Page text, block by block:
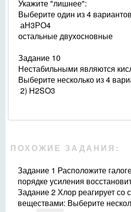
Укажите "лишнее":
Выберите один из 4
аН3РО4
остальные двухосновные
Задание 10
Нестабильными являются
Выберите несколько из 4
2) H2SO3
ПОХОЖИЕ ЗАДАНИЯ:
Задание 1 Расположите
порядке усиления
Задание 2 Хлор реагирует со
веществами: Выберите